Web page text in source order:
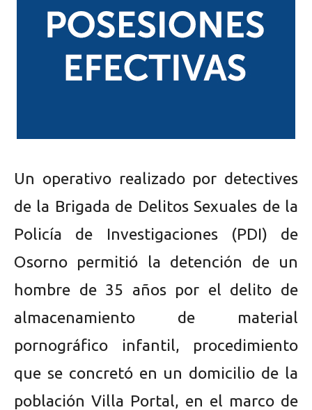
Un operativo realizado por detectives
de la Brigada de Delitos Sexuales de la
Policía de Investigaciones (PDI) de
Osorno permitió la detención de un
hombre de 35 años por el delito de
almacenamiento de material
pornográfico infantil, procedimiento
que se concretó en un domicilio de la
población Villa Portal, en el marco de